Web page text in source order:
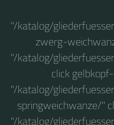
"/katalog/
zwerg-
"/katalog/
click
"/katalog/
springweichwanze/"
"/katalog/